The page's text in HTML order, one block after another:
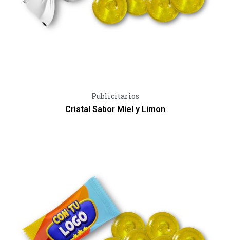
Vista Rápida
Publicitarios
Cristal Sabor Miel y Limon